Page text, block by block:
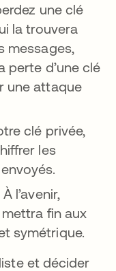
une clé
la trouvera
messages,
perte d’une clé
une attaque
clé privée,
les
l’avenir,
dans un
fin aux
symétrique.
et décider